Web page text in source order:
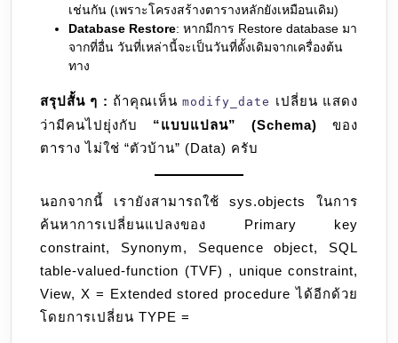
เช่นกัน (เพราะโครงสร้างตารางหลักยังเหมือนเดิม)
Database Restore: หากมีการ Restore database มา
จากที่อื่น วันที่เหล่านี้จะเป็นวันที่ดั้งเดิมจากเครื่องต้น
ทาง
สรุปสั้น ๆ : ถ้าคุณเห็นmodify_date เปลี่ยน แสดง
ว่ามีคนไปยุ่งกับ “แบบแปลน” (Schema) ของ
ตาราง ไม่ใช่ “ตัวบ้าน” (Data) ครับ
นอกจากนี้ เรายังสามารถใช้ sys.objects ในการ
ค้นหาการเปลี่ยนแปลงของ Primary key
constraint, Synonym, Sequence object, SQL
table-valued-function (TVF) , unique constraint,
View, X = Extended stored procedure ได้อีกด้วย
โดยการเปลี่ยน TYPE =